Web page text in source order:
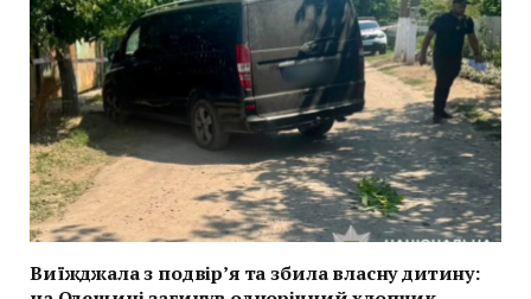
Виїжджала з подвір’я та збила власну дитину: